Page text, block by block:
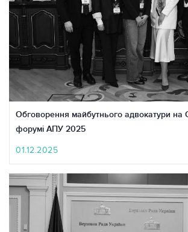
Обговорення майбутнього адвокатури на
форумі АПУ 2025
01.12.2025